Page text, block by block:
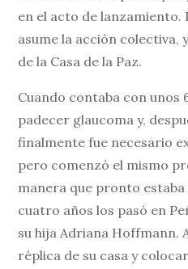
en el acto de lanzamiento.
asume la acción colectiva,
de la Casa de la Paz.
Cuando contaba con unos
padecer glaucoma y,
finalmente fue necesario
pero comenzó el mismo
manera que pronto estaba
cuatro años los pasó en
su hija Adriana Hoffmann.
réplica de su casa y